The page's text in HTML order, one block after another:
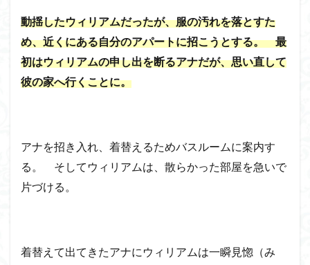
動揺したウィリアムだったが、服の汚れを落とすた
め、近くにある自分のアパートに招こうとする。 最
初はウィリアムの申し出を断るアナだが、思い直して
彼の家へ行くことに。
アナを招き入れ、着替えるためバスルームに案内す
る。 そしてウィリアムは、散らかった部屋を急いで
片づける。
着替えて出てきたアナにウィリアムは一瞬見惚（み